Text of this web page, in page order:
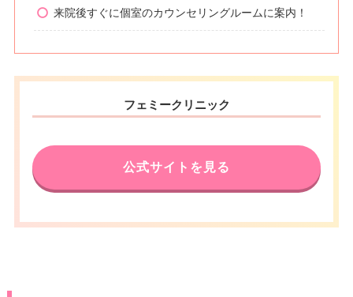
来院後すぐに個室のカウンセリングルームに案内！
フェミークリニック
公式サイトを見る